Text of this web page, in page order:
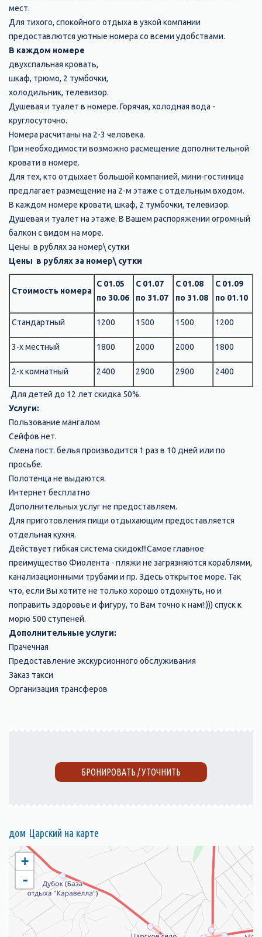
мест.
Для тихого, спокойного отдыха в узкой компании
предоставлются уютные номера со всеми удобствами.
В каждом номере
двухспальная кровать,
шкаф, трюмо, 2 тумбочки,
холодильник, телевизор.
Душевая и туалет в номере. Горячая, холодная вода -
круглосуточно.
Номера расчитаны на 2-3 человека.
При необходимости возможно расмещение дополнительной
кровати в номере.
Для тех, кто отдыхает большой компанией, мини-гостиница
предлагает размещение на 2-м этаже с отдельным входом.
В каждом номере кровати, шкаф, 2 тумбочки, телевизор.
Душевая и туалет на этаже. В Вашем распоряжении огромный
балкон с видом на море.
Цены в рублях за номер\ сутки
Цены в рублях за номер\ сутки
Стоимость номера
С 01.05
по 30.06
С 01.07
по 31.07
С 01.08
по 31.08
С 01.09
по 01.10
Стандартный 1200 1500 1500 1200
3-х местный 1800 2000 2000 1800
2-х комнатный 2400 2900 2900 2400
Для детей до 12 лет скидка 50%.
Услуги:
Пользование мангалом
Сейфов нет.
Смена пост. белья производится 1 раз в 10 дней или по
просьбе.
Полотенца не выдаются.
Интернет бесплатно
Дополнительных услуг не предоставляем.
Для приготовления пищи отдыхающим предоставляется
отдельная кухня.
Действует гибкая система скидок!!!Самое главное
преимущество Фиолента - пляжи не загрязняются кораблями,
канализационными трубами и пр. Здесь открытое море. Так
что, если Вы хотите не только хорошо отдохнуть, но и
поправить здоровье и фигуру, то Вам точно к нам!:))) спуск к
морю 500 ступеней.
Дополнительные услуги:
Прачечная
Предоставление экскурсионного обслуживания
Заказ такси
Организация трансферов
БРОНИРОВАТЬ / УТОЧНИТЬ
дом Царский на карте
+
-